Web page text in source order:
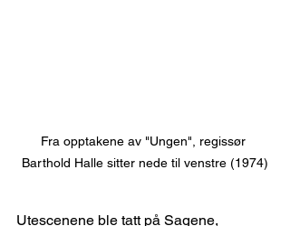
Fra opptakene av "Ungen", regissør
Barthold Halle sitter nede til venstre (1974)
Utescenene ble tatt på Sagene,